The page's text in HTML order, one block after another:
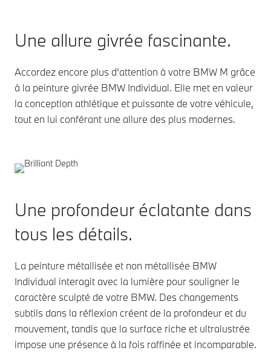
Une allure givrée fascinante.
Accordez encore plus d’attention à votre BMW M grâce
à la peinture givrée BMW Individual. Elle met en valeur
la conception athlétique et puissante de votre véhicule,
tout en lui conférant une allure des plus modernes.
Une profondeur éclatante dans
tous les détails.
La peinture métallisée et non métallisée BMW
Individual interagit avec la lumière pour souligner le
caractère sculpté de votre BMW. Des changements
subtils dans la réflexion créent de la profondeur et du
mouvement, tandis que la surface riche et ultralustrée
impose une présence à la fois raffinée et incomparable.